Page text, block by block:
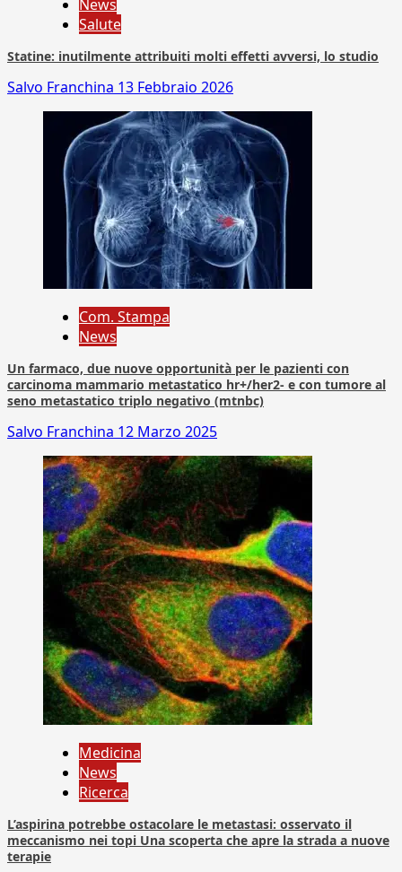
News
Salute
Statine: inutilmente attribuiti molti effetti avversi, lo studio
Salvo Franchina 13 Febbraio 2026
Com. Stampa
News
Un farmaco, due nuove opportunità per le pazienti con
carcinoma mammario metastatico hr+/her2- e con tumore al
seno metastatico triplo negativo (mtnbc)
Salvo Franchina 12 Marzo 2025
Medicina
News
Ricerca
L’aspirina potrebbe ostacolare le metastasi: osservato il
meccanismo nei topi Una scoperta che apre la strada a nuove
terapie